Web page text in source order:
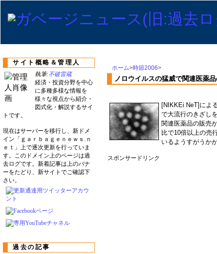
ホーム>時節2006>
ノロウイルスの猛威で関連医薬
[NIKKEi NeT]によ
で大流行のきざし
関連医薬品の販売
比で10倍以上の売
いるようすがうか
スポンサードリンク
サイト概略＆管理人
執筆:不破雷蔵
経済・投資分野を中心
に多種多様な情報を
様々な視点から紹介・
図式化・解説するサイ
トです。
現在はサーバーを移行し、新ドメ
イン「ｇａｒｂａｇｅｎｅｗｓ.ｎ
ｅｔ」上で逐次更新を行っていま
す。このドメイン上のページは過
去ログです。新着記事は上のバナ
ーをたどり、新サイトでご確認下
さい。
過去の記事